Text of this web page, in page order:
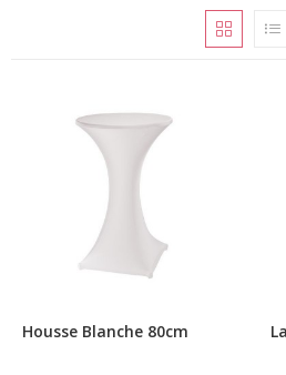
Housse Blanche 80cm